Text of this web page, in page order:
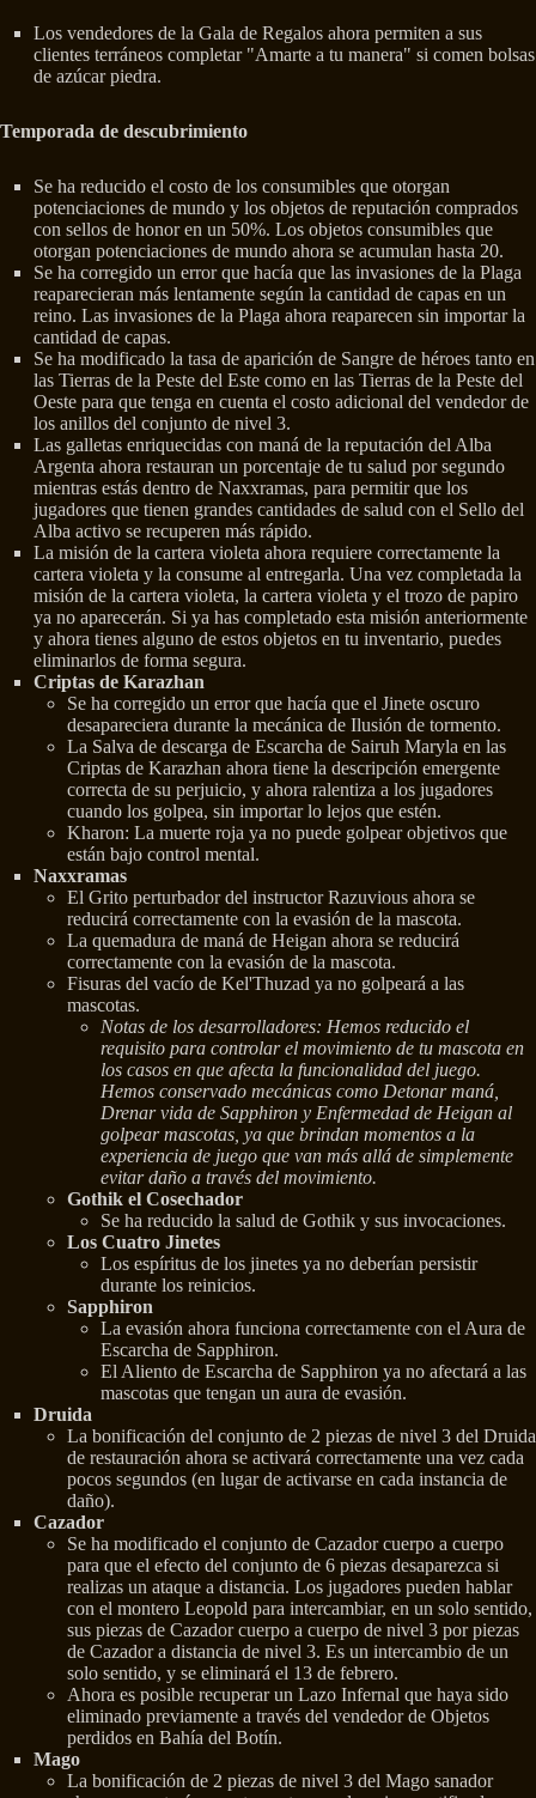
Los vendedores de la Gala de Regalos ahora permiten a sus
clientes terráneos completar "Amarte a tu manera" si comen bolsas
de azúcar piedra.
Temporada de descubrimiento
Se ha reducido el costo de los consumibles que otorgan
potenciaciones de mundo y los objetos de reputación comprados
con sellos de honor en un 50%. Los objetos consumibles que
otorgan potenciaciones de mundo ahora se acumulan hasta 20.
Se ha corregido un error que hacía que las invasiones de la Plaga
reaparecieran más lentamente según la cantidad de capas en un
reino. Las invasiones de la Plaga ahora reaparecen sin importar la
cantidad de capas.
Se ha modificado la tasa de aparición de Sangre de héroes tanto en
las Tierras de la Peste del Este como en las Tierras de la Peste del
Oeste para que tenga en cuenta el costo adicional del vendedor de
los anillos del conjunto de nivel 3.
Las galletas enriquecidas con maná de la reputación del Alba
Argenta ahora restauran un porcentaje de tu salud por segundo
mientras estás dentro de Naxxramas, para permitir que los
jugadores que tienen grandes cantidades de salud con el Sello del
Alba activo se recuperen más rápido.
La misión de la cartera violeta ahora requiere correctamente la
cartera violeta y la consume al entregarla. Una vez completada la
misión de la cartera violeta, la cartera violeta y el trozo de papiro
ya no aparecerán. Si ya has completado esta misión anteriormente
y ahora tienes alguno de estos objetos en tu inventario, puedes
eliminarlos de forma segura.
Criptas de Karazhan
Se ha corregido un error que hacía que el Jinete oscuro
desapareciera durante la mecánica de Ilusión de tormento.
La Salva de descarga de Escarcha de Sairuh Maryla en las
Criptas de Karazhan ahora tiene la descripción emergente
correcta de su perjuicio, y ahora ralentiza a los jugadores
cuando los golpea, sin importar lo lejos que estén.
Kharon: La muerte roja ya no puede golpear objetivos que
están bajo control mental.
Naxxramas
El Grito perturbador del instructor Razuvious ahora se
reducirá correctamente con la evasión de la mascota.
La quemadura de maná de Heigan ahora se reducirá
correctamente con la evasión de la mascota.
Fisuras del vacío de Kel'Thuzad ya no golpeará a las
mascotas.
Notas de los desarrolladores: Hemos reducido el
requisito para controlar el movimiento de tu mascota en
los casos en que afecta la funcionalidad del juego.
Hemos conservado mecánicas como Detonar maná,
Drenar vida de Sapphiron y Enfermedad de Heigan al
golpear mascotas, ya que brindan momentos a la
experiencia de juego que van más allá de simplemente
evitar daño a través del movimiento.
Gothik el Cosechador
Se ha reducido la salud de Gothik y sus invocaciones.
Los Cuatro Jinetes
Los espíritus de los jinetes ya no deberían persistir
durante los reinicios.
Sapphiron
La evasión ahora funciona correctamente con el Aura de
Escarcha de Sapphiron.
El Aliento de Escarcha de Sapphiron ya no afectará a las
mascotas que tengan un aura de evasión.
Druida
La bonificación del conjunto de 2 piezas de nivel 3 del Druida
de restauración ahora se activará correctamente una vez cada
pocos segundos (en lugar de activarse en cada instancia de
daño).
Cazador
Se ha modificado el conjunto de Cazador cuerpo a cuerpo
para que el efecto del conjunto de 6 piezas desaparezca si
realizas un ataque a distancia. Los jugadores pueden hablar
con el montero Leopold para intercambiar, en un solo sentido,
sus piezas de Cazador cuerpo a cuerpo de nivel 3 por piezas
de Cazador a distancia de nivel 3. Es un intercambio de un
solo sentido, y se eliminará el 13 de febrero.
Ahora es posible recuperar un Lazo Infernal que haya sido
eliminado previamente a través del vendedor de Objetos
perdidos en Bahía del Botín.
Mago
La bonificación de 2 piezas de nivel 3 del Mago sanador